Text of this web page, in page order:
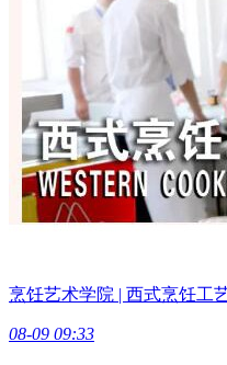
烹饪艺术学院 | 西式烹饪工
08-09 09:33